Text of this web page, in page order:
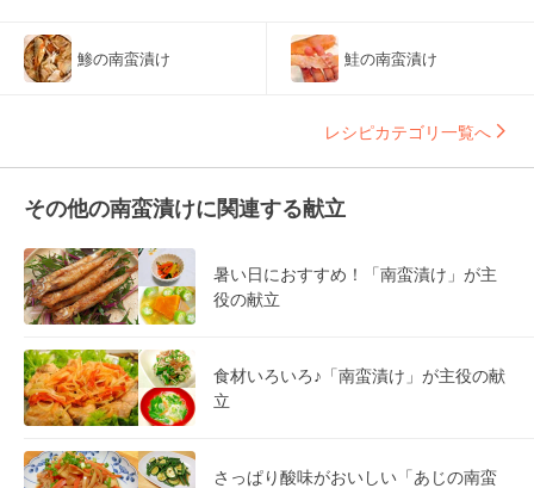
鯵の南蛮漬け 鮭の南蛮漬け
レシピカテゴリ一覧へ
その他の南蛮漬けに関連する献立
暑い日におすすめ！「南蛮漬け」が主
役の献立
食材いろいろ♪「南蛮漬け」が主役の献
立
さっぱり酸味がおいしい「あじの南蛮